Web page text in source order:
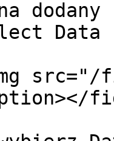
Data